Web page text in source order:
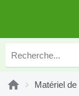
Matériel